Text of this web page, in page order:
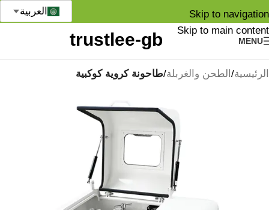
Skip to navigation
Skip to main content
MENU
العربية
الرئيسية الطحن والغربلة طاحونة كروية كوكبية